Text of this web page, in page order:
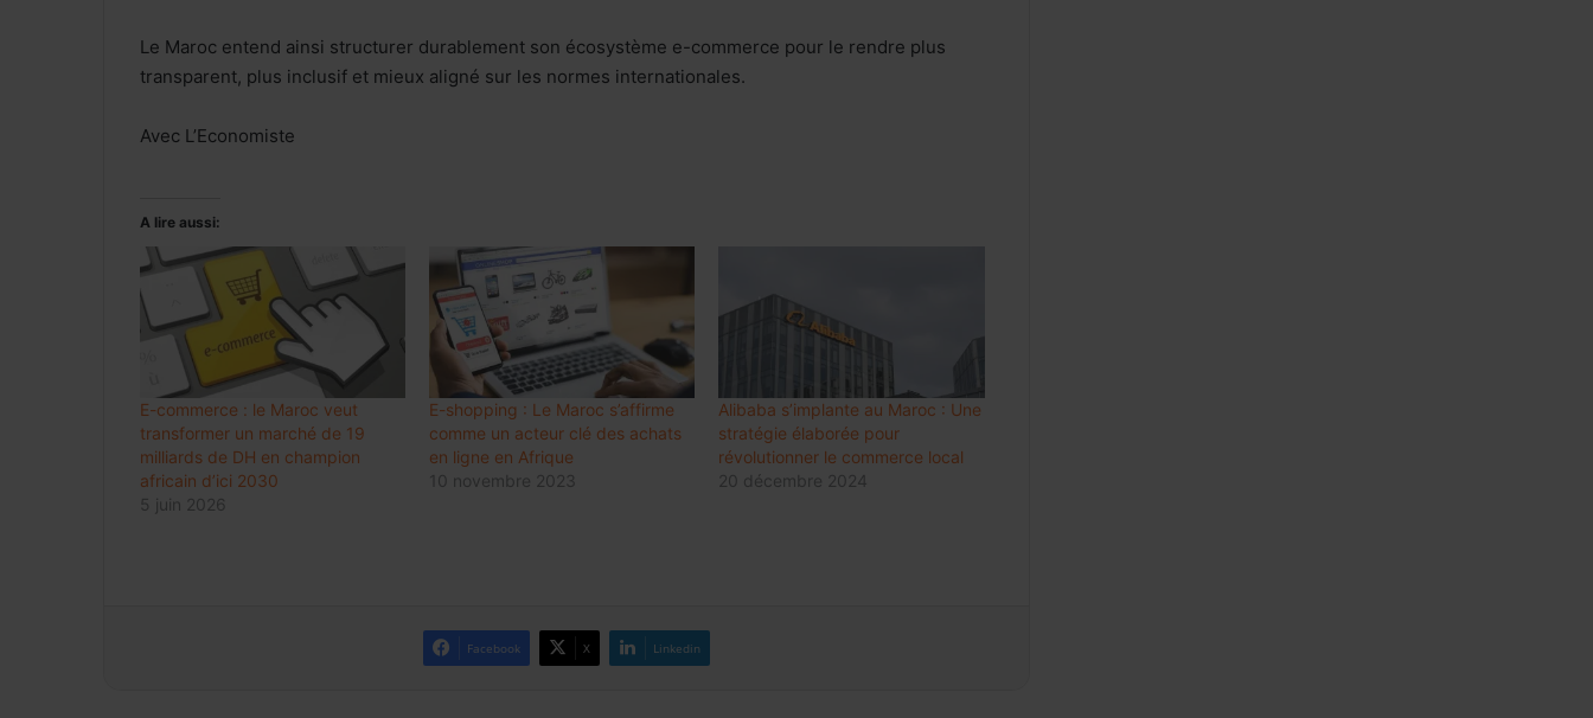
Le Maroc entend ainsi structurer durablement son écosystème e-commerce pour le rendre plus
transparent, plus inclusif et mieux aligné sur les normes internationales.
Avec L’Economiste
A lire aussi:
E-commerce : le Maroc veut
transformer un marché de 19
milliards de DH en champion
africain d’ici 2030
5 juin 2026
E-shopping : Le Maroc s’affirme
comme un acteur clé des achats
en ligne en Afrique
10 novembre 2023
Alibaba s’implante au Maroc : Une
stratégie élaborée pour
révolutionner le commerce local
20 décembre 2024
Facebook X Linkedin
Luxe : les groupes mondiaux
Meknès résilie le contrat de City Bus
et prépare une gestion publique locale
Prix des médicaments: les